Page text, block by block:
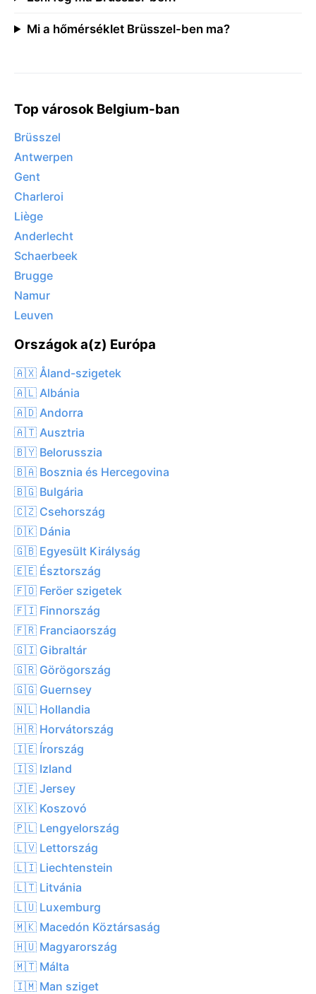
Mi a hőmérséklet Brüsszel-ben ma?
Top városok Belgium-ban
Brüsszel
Antwerpen
Gent
Charleroi
Liège
Anderlecht
Schaerbeek
Brugge
Namur
Leuven
Országok a(z) Európa
🇦🇽 Åland-szigetek
🇦🇱 Albánia
🇦🇩 Andorra
🇦🇹 Ausztria
🇧🇾 Belorusszia
🇧🇦 Bosznia és Hercegovina
🇧🇬 Bulgária
🇨🇿 Csehország
🇩🇰 Dánia
🇬🇧 Egyesült Királyság
🇪🇪 Észtország
🇫🇴 Feröer szigetek
🇫🇮 Finnország
🇫🇷 Franciaország
🇬🇮 Gibraltár
🇬🇷 Görögország
🇬🇬 Guernsey
🇳🇱 Hollandia
🇭🇷 Horvátország
🇮🇪 Írország
🇮🇸 Izland
🇯🇪 Jersey
🇽🇰 Koszovó
🇵🇱 Lengyelország
🇱🇻 Lettország
🇱🇮 Liechtenstein
🇱🇹 Litvánia
🇱🇺 Luxemburg
🇲🇰 Macedón Köztársaság
🇭🇺 Magyarország
🇲🇹 Málta
🇮🇲 Man sziget